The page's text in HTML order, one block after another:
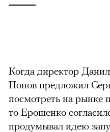
Когда директор
Попов предложил
посмотреть на рынке
то Ерошенко
продумывал идею